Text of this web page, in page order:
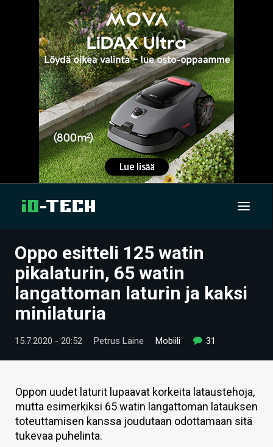
UUTISET
ARTIKKELIT
VIDEOT
TECHBBS
HINTA.FI
KAUPPA
VAIHDA TEEMA
Oppo esitteli 125 watin
pikalaturin, 65 watin
langattoman laturin ja kaksi
minilaturia
15.7.2020 - 20:52 Petrus Laine Mobiili 31
Oppon uudet laturit lupaavat korkeita lataustehoja,
mutta esimerkiksi 65 watin langattoman latauksen
toteuttamisen kanssa joudutaan odottamaan sitä
tukevaa puhelinta.